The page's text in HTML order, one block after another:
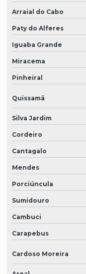
Arraial do Cabo
Paty do Alferes
Iguaba Grande
Miracema
Pinheiral
Quissamã
Silva Jardim
Cordeiro
Cantagalo
Mendes
Porciúncula
Sumidouro
Cambuci
Carapebus
Cardoso Moreira